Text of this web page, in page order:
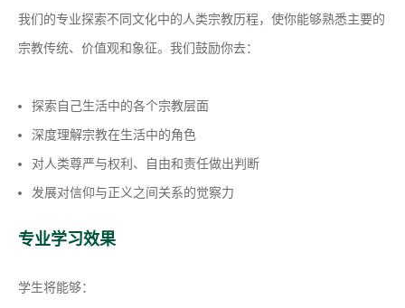
我们的专业探索不同文化中的人类宗教历程，使你能够熟悉主要的
宗教传统、价值观和象征。我们鼓励你去：
探索自己生活中的各个宗教层面
深度理解宗教在生活中的角色
对人类尊严与权利、自由和责任做出判断
发展对信仰与正义之间关系的觉察力
专业学习效果
学生将能够：